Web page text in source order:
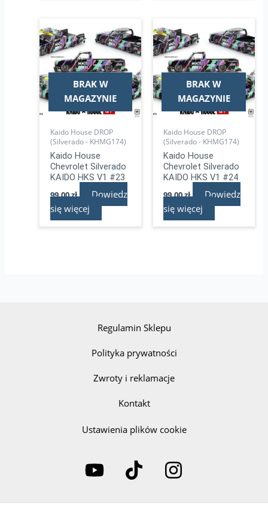
BRAK W
MAGAZYNIE
Kaido House DROP
(Silverado - KHMG174)
Kaido House
Chevrolet Silverado
KAIDO HKS V1 #23
99,00zł
Dowiedz
się więcej
BRAK W
MAGAZYNIE
Kaido House DROP
(Silverado - KHMG174)
Kaido House
Chevrolet Silverado
KAIDO HKS V1 #24
99,00zł
Dowiedz
się więcej
Regulamin Sklepu
Polityka prywatności
Zwroty i reklamacje
Kontakt
Ustawienia plików cookie